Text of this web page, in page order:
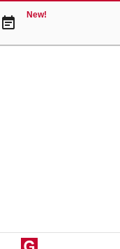
event_note New!